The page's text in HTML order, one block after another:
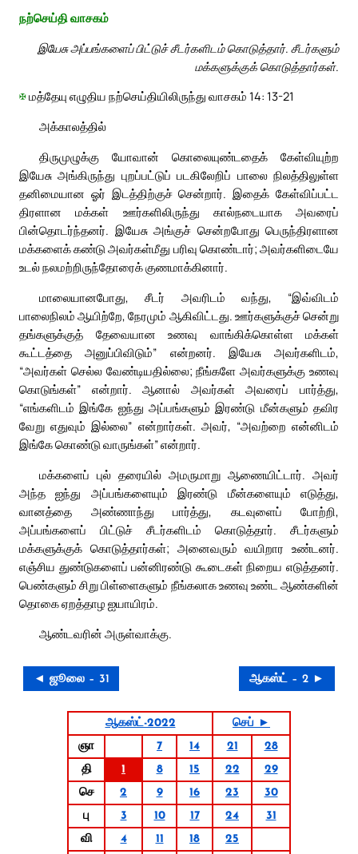
நற்செய்தி வாசகம்
இயேசு அப்பங்களைப் பிட்டுச் சீடர்களிடம் கொடுத்தார். சீடர்களும்
மக்களுக்குக் கொடுத்தார்கள்.
✠மத்தேயு எழுதிய நற்செய்தியிலிருந்து வாசகம் 14: 13-21
அக்காலத்தில்
திருமுழுக்கு யோவான் கொலையுண்டதைக் கேள்வியுற்ற
இயேசு அங்கிருந்து புறப்பட்டுப் படகிலேறிப் பாலை நிலத்திலுள்ள
தனிமையான ஓர் இடத்திற்குச் சென்றார். இதைக் கேள்விப்பட்ட
திரளான மக்கள் ஊர்களிலிருந்து கால்நடையாக அவரைப்
பின்தொடர்ந்தனர். இயேசு அங்குச் சென்றபோது பெருந்திரளான
மக்களைக் கண்டு அவர்கள்மீது பரிவு கொண்டார்; அவர்களிடையே
உடல் நலமற்றிருந்தோரைக் குணமாக்கினார்.
மாலையானபோது, சீடர் அவரிடம் வந்து, “இவ்விடம்
பாலைநிலம் ஆயிற்றே, நேரமும் ஆகிவிட்டது. ஊர்களுக்குச் சென்று
தங்களுக்குத் தேவையான உணவு வாங்கிக்கொள்ள மக்கள்
கூட்டத்தை அனுப்பிவிடும்” என்றனர். இயேசு அவர்களிடம்,
“அவர்கள் செல்ல வேண்டியதில்லை; நீங்களே அவர்களுக்கு உணவு
கொடுங்கள்” என்றார். ஆனால் அவர்கள் அவரைப் பார்த்து,
“எங்களிடம் இங்கே ஐந்து அப்பங்களும் இரண்டு மீன்களும் தவிர
வேறு எதுவும் இல்லை” என்றார்கள். அவர், “அவற்றை என்னிடம்
இங்கே கொண்டு வாருங்கள்” என்றார்.
மக்களைப் புல் தரையில் அமருமாறு ஆணையிட்டார். அவர்
அந்த ஐந்து அப்பங்களையும் இரண்டு மீன்களையும் எடுத்து,
வானத்தை அண்ணாந்து பார்த்து, கடவுளைப் போற்றி,
அப்பங்களைப் பிட்டுச் சீடர்களிடம் கொடுத்தார். சீடர்களும்
மக்களுக்குக் கொடுத்தார்கள்; அனைவரும் வயிறார உண்டனர்.
எஞ்சிய துண்டுகளைப் பன்னிரண்டு கூடைகள் நிறைய எடுத்தனர்.
பெண்களும் சிறு பிள்ளைகளும் நீங்கலாக உணவு உண்ட ஆண்களின்
தொகை ஏறத்தாழ ஐயாயிரம்.
ஆண்டவரின் அருள்வாக்கு.
◄ ஜூலை – 31 ஆகஸ்ட் – 2 ►
ஆகஸ்ட்-2022
செப் ►
ஞா
7 14 21
28
தி
1 8 15 22
29
செ
2 9 16 23
30
பு
3 10 17 24
31
வி
4 11 18
25